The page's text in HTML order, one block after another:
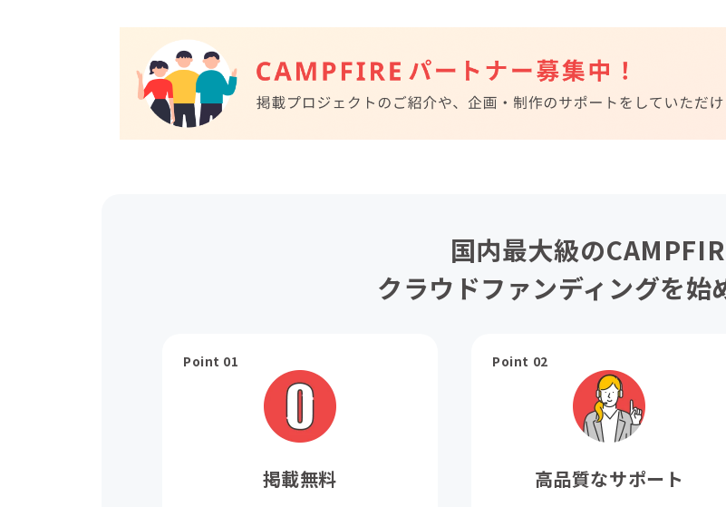
国内最大級の
クラウドファンディングを始
Point 01
掲載無料
Point 02
高品質なサポート